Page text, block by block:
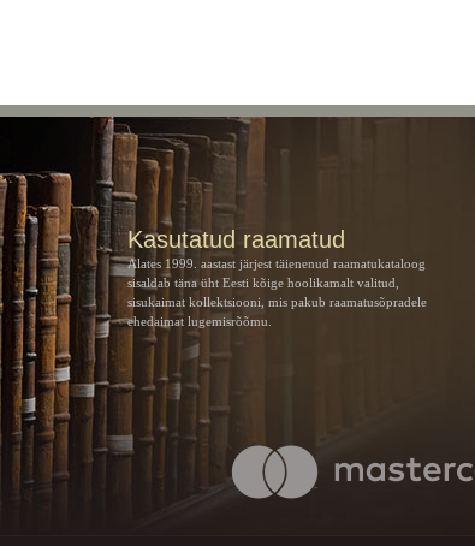
Kasutatud raamatud
Alates 1999. aastast järjest täienenud raamatukataloog
sisaldab täna üht Eesti kõige hoolikamalt valitud,
sisukaimat kollektsiooni, mis pakub raamatusõpradele
ehedaimat lugemisrõõmu.